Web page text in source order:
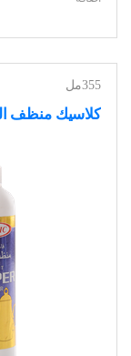
355مل
كلاسيك منظف